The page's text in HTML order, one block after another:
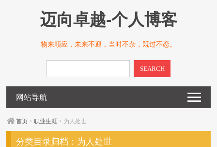
迈向卓越-个人博客
物来顺应，未来不迎，当时不杂，既过不恋。
SEARCH
网站导航
首页 >职业生涯 > 为人处世
分类目录归档： 为人处世